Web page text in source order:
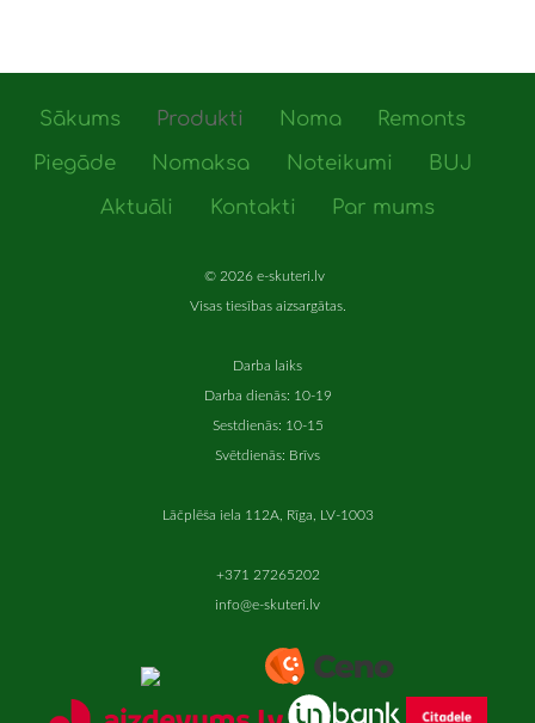
Sākums Produkti Noma
Remonts
Piegāde
Nomaksa Noteikumi
BUJ
Aktuāli
Kontakti Par mums
© 2026 e-skuteri.lv
Visas tiesības aizsargātas.
Darba laiks
Darba dienās: 10-19
Sestdienās: 10-15
Svētdienās: Brīvs
Lāčplēša iela 112A, Rīga, LV-1003
+371 27265202
info@e-skuteri.lv